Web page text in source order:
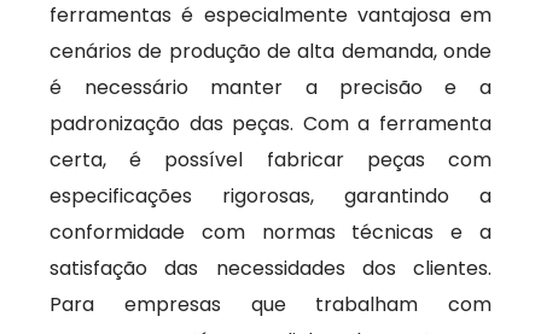
ferramentas é especialmente vantajosa em
cenários de produção de alta demanda, onde
é necessário manter a precisão e a
padronização das peças. Com a ferramenta
certa, é possível fabricar peças com
especificações rigorosas, garantindo a
conformidade com normas técnicas e a
satisfação das necessidades dos clientes.
Para empresas que trabalham com